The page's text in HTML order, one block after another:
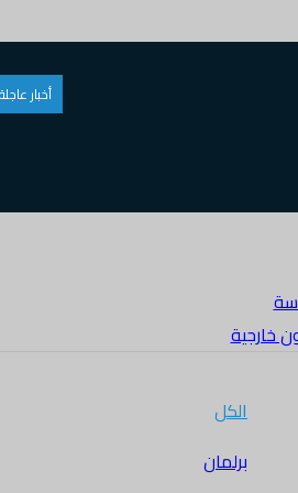
أخبار عاجلة
خارجية
الكل
برلمان